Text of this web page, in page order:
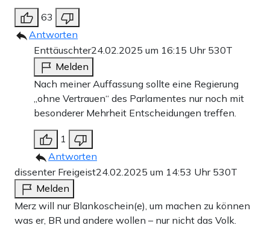
63
Antworten
Enttäuschter24.02.2025 um 16:15 Uhr 530T
Melden
Nach meiner Auffassung sollte eine Regierung
„ohne Vertrauen“ des Parlamentes nur noch mit
besonderer Mehrheit Entscheidungen treffen.
1
Antworten
dissenter Freigeist24.02.2025 um 14:53 Uhr 530T
Melden
Merz will nur Blankoschein(e), um machen zu können
was er, BR und andere wollen – nur nicht das Volk.